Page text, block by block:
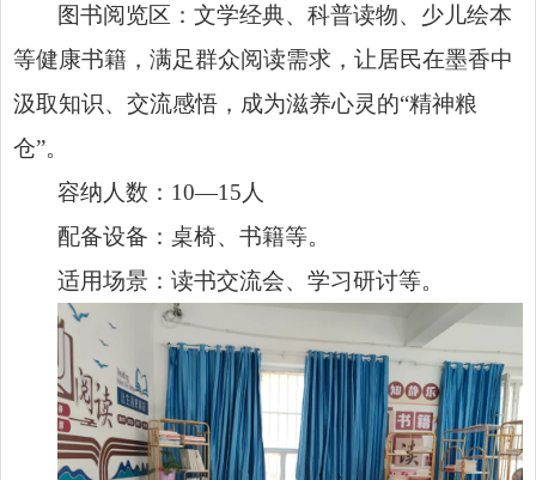
图书阅览区：文学经典、科普读物、少儿绘本
等健康书籍，满足群众阅读需求，让居民在墨香中
汲取知识、交流感悟，成为滋养心灵的“精神粮
仓”。
容纳人数：10—15人
配备设备：桌椅、书籍等。
适用场景：读书交流会、学习研讨等。